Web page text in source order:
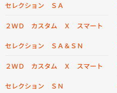
セレクション ＳＡ
２ＷＤ カスタム Ｘ スマート
セレクション ＳＡ＆ＳＮ
２ＷＤ カスタム Ｘ スマート
セレクション ＳＮ